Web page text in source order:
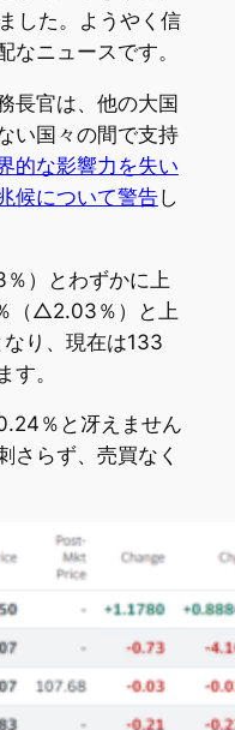
した。ようやく信
なニュースです。
長官は、他の大国
い国々の間で支持
的な影響力を失い
候について警告し
）とわずかに上
（△2.03％）と上
り、現在は133
す。
％と冴えません
さらず、売買なく